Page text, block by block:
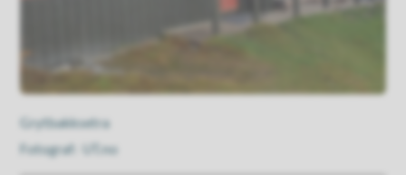
Grytbakksetra
UT.no